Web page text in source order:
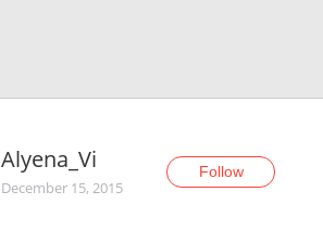
Alyena_Vi
December 15, 2015
Follow